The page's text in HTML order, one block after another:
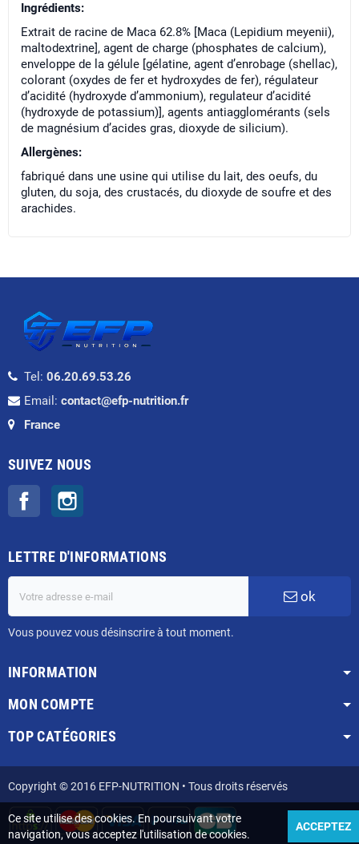
Ingrédients:
Extrait de racine de Maca 62.8% [Maca (Lepidium meyenii),
maltodextrine], agent de charge (phosphates de calcium),
enveloppe de la gélule [gélatine, agent d’enrobage (shellac),
colorant (oxydes de fer et hydroxydes de fer), régulateur
d’acidité (hydroxyde d’ammonium), regulateur d’acidité
(hydroxyde de potassium)], agents antiagglomérants (sels
de magnésium d’acides gras, dioxyde de silicium).
Allergènes:
fabriqué dans une usine qui utilise du lait, des oeufs, du
gluten, du soja, des crustacés, du dioxyde de soufre et des
arachides.
Tel: 06.20.69.53.26
Email: contact@efp-nutrition.fr
France
SUIVEZ NOUS
Facebook
LETTRE D'INFORMATIONS
ok
Vous pouvez vous désinscrire à tout moment.
INFORMATION
MON COMPTE
TOP CATÉGORIES
Copyright © 2016 EFP-NUTRITION • Tous droits réservés
Ce site utilise des cookies. En poursuivant votre
navigation, vous acceptez l'utilisation de cookies.
ACCEPTEZ